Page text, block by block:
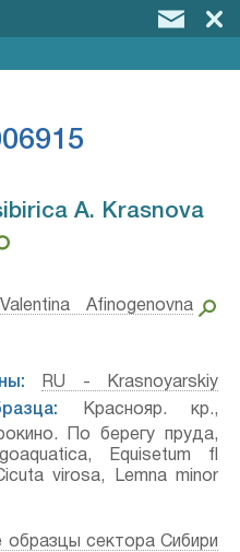
A. Krasnova⁣
Afinogenovna
RU - Krasnoyarskiy
Краснояр. кр.,
По берегу пруда,
Equisetum fl
virosa, Lemna minor
образцы сектора Сибири